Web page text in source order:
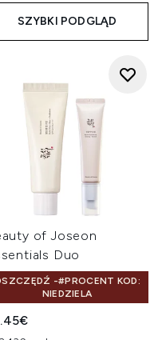
SZYBKI PODGLĄD
of Joseon
Duo
-#PROCENT KOD:
NIEDZIELA